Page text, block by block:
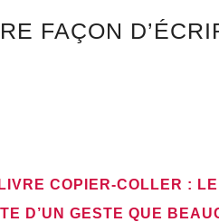
FAÇON
COPIER-COLLER :
D’UN GESTE QUE